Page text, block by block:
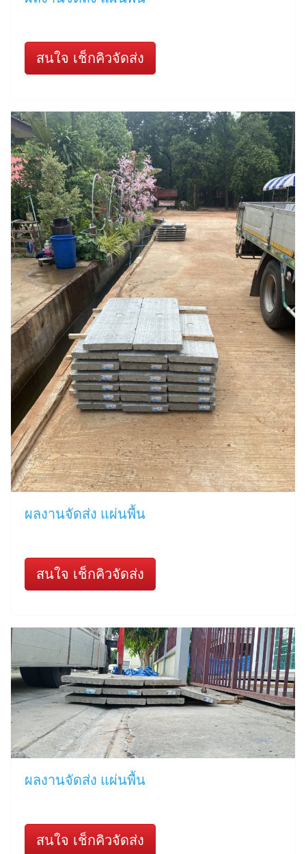
สนใจ เช็กคิวจัดส่ง
ผลงานจัดส่ง แผ่นพื้น
สนใจ เช็กคิวจัดส่ง
ผลงานจัดส่ง แผ่นพื้น
สนใจ เช็กคิวจัดส่ง